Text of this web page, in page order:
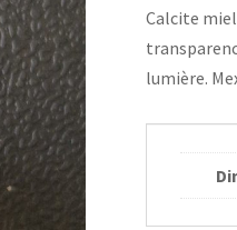
Calcite
lumière.